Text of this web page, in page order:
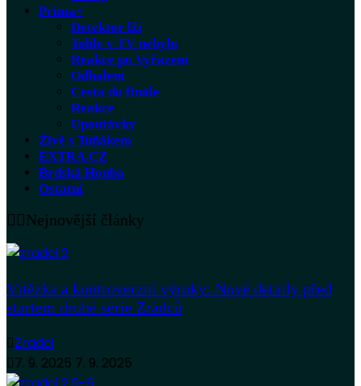
Prima+
Detektor lži
Tohle v TV nebylo
Reakce po Vyřazení
Odhalení
Cesta do finále
Reakce
Upoutávky
Živě s Tuňákem
EXTRA.CZ
Brdská Houba
Ostatní
Nejnovější články
Vítězka a kontroverzní výroky: Nové detaily před
startem druhé série Zrádců
Zradci
7. 9. 2025 7. 9. 2025